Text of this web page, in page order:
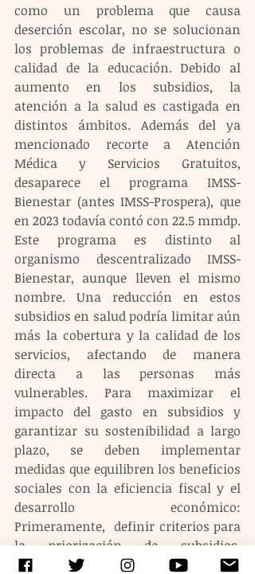
como un problema que causa
deserción escolar, no se solucionan
los problemas de infraestructura o
calidad de la educación. Debido al
aumento en los subsidios, la
atención a la salud es castigada en
distintos ámbitos. Además del ya
mencionado recorte a Atención
Médica y Servicios Gratuitos,
desaparece el programa IMSS-
Bienestar (antes IMSS-Prospera), que
en 2023 todavía contó con 22.5 mmdp.
Este programa es distinto al
organismo descentralizado IMSS-
Bienestar, aunque lleven el mismo
nombre. Una reducción en estos
subsidios en salud podría limitar aún
más la cobertura y la calidad de los
servicios, afectando de manera
directa a las personas más
vulnerables. Para maximizar el
impacto del gasto en subsidios y
garantizar su sostenibilidad a largo
plazo, se deben implementar
medidas que equilibren los beneficios
sociales con la eficiencia fiscal y el
desarrollo económico:
Primeramente,  definir criterios para
la priorización de subsidios.
Fortalecer los mecanismos de